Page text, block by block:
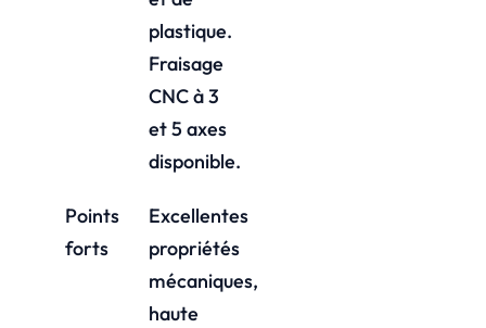
plastique.
Fraisage
CNC à 3
et 5 axes
disponible.
Points
forts
Excellentes
propriétés
mécaniques,
haute